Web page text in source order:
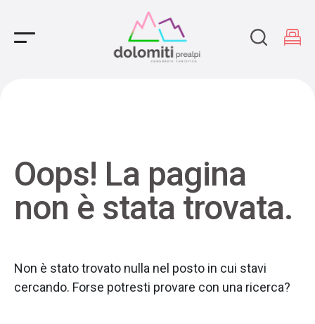
Main Navigation
Oops! La pagina
non è stata trovata.
Non è stato trovato nulla nel posto in cui stavi
cercando. Forse potresti provare con una ricerca?